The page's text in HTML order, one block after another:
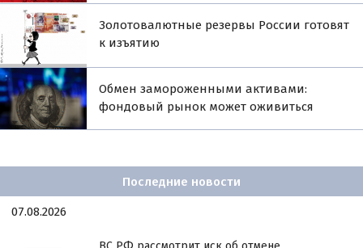
Золотовалютные резервы России готовят
к изъятию
Обмен замороженными активами:
фондовый рынок может оживиться
Последние новости
07.08.2026